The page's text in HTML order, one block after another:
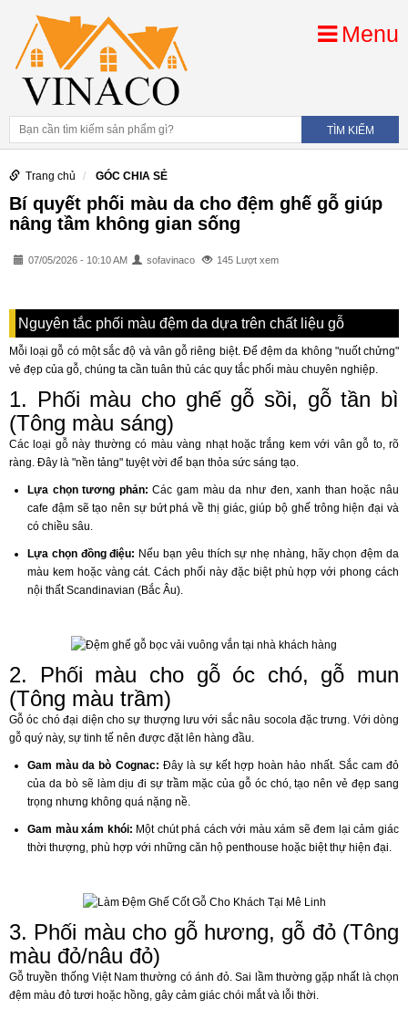
Menu
Trang chủ GÓC CHIA SẺ
Bí quyết phối màu da cho đệm ghế gỗ giúp
nâng tầm không gian sống
07/05/2026 - 10:10 AM sofavinaco 145 Lượt xem
Nguyên tắc phối màu đệm da dựa trên chất liệu gỗ
Mỗi loại gỗ có một sắc độ và vân gỗ riêng biệt. Để đệm da không "nuốt chửng"
vẻ đẹp của gỗ, chúng ta cần tuân thủ các quy tắc phối màu chuyên nghiệp.
1. Phối màu cho ghế gỗ sồi, gỗ tần bì
(Tông màu sáng)
Các loại gỗ này thường có màu vàng nhạt hoặc trắng kem với vân gỗ to, rõ
ràng. Đây là "nền tảng" tuyệt vời để bạn thỏa sức sáng tạo.
Lựa chọn tương phản: Các gam màu da như đen, xanh than hoặc nâu
cafe đậm sẽ tạo nên sự bứt phá về thị giác, giúp bộ ghế trông hiện đại và
có chiều sâu.
Lựa chọn đồng điệu: Nếu bạn yêu thích sự nhẹ nhàng, hãy chọn đệm da
màu kem hoặc vàng cát. Cách phối này đặc biệt phù hợp với phong cách
nội thất Scandinavian (Bắc Âu).
2. Phối màu cho gỗ óc chó, gỗ mun
(Tông màu trầm)
Gỗ óc chó đại diện cho sự thượng lưu với sắc nâu socola đặc trưng. Với dòng
gỗ quý này, sự tinh tế nên được đặt lên hàng đầu.
Gam màu da bò Cognac: Đây là sự kết hợp hoàn hảo nhất. Sắc cam đỏ
của da bò sẽ làm dịu đi sự trầm mặc của gỗ óc chó, tạo nên vẻ đẹp sang
trọng nhưng không quá nặng nề.
Gam màu xám khói: Một chút phá cách với màu xám sẽ đem lại cảm giác
thời thượng, phù hợp với những căn hộ penthouse hoặc biệt thự hiện đại.
3. Phối màu cho gỗ hương, gỗ đỏ (Tông
màu đỏ/nâu đỏ)
Gỗ truyền thống Việt Nam thường có ánh đỏ. Sai lầm thường gặp nhất là chọn
đệm màu đỏ tươi hoặc hồng, gây cảm giác chói mắt và lỗi thời.